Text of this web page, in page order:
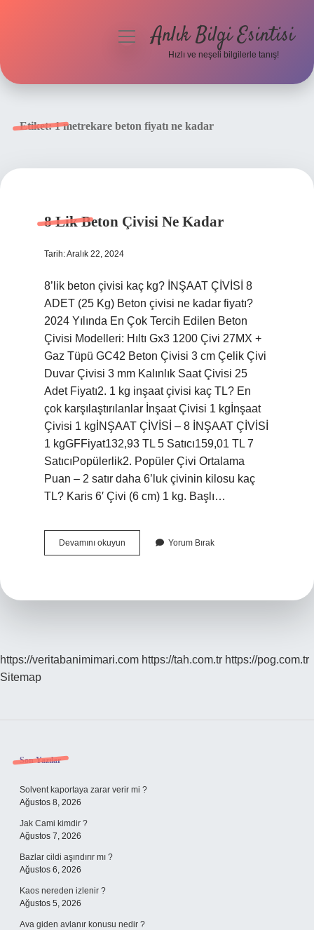
menüyüAnlık Bilgi Esintisi
Hızlı ve neşeli bilgilerle tanış!
Etiket:1 metrekare beton fiyatı ne kadar
8 Lik Beton Çivisi Ne Kadar
Tarih: Aralık 22, 2024
8’lik beton çivisi kaç kg? İNŞAAT ÇİVİSİ 8
ADET (25 Kg) Beton çivisi ne kadar fiyatı?
2024 Yılında En Çok Tercih Edilen Beton
Çivisi Modelleri: Hıltı Gx3 1200 Çivi 27MX +
Gaz Tüpü GC42 Beton Çivisi 3 cm Çelik Çivi
Duvar Çivisi 3 mm Kalınlık Saat Çivisi 25
Adet Fiyatı2. 1 kg inşaat çivisi kaç TL? En
çok karşılaştırılanlar İnşaat Çivisi 1 kgİnşaat
Çivisi 1 kgİNŞAAT ÇİVİSİ – 8 İNŞAAT ÇİVİSİ
1 kgGFFiyat132,93 TL 5 Satıcı159,01 TL 7
SatıcıPopülerlik2. Popüler Çivi Ortalama
Puan – 2 satır daha 6’luk çivinin kilosu kaç
TL? Karis 6′ Çivi (6 cm) 1 kg. Başlı…
Devamını okuyun
Lik
Yorum Bırak
https://veritabanimimari.com https://tah.com.tr https://pog.com.tr
Sitemap
Sidebar
Son Yazılar
Solvent kaportaya zarar verir mi ?
Ağustos 8, 2026
Jak Cami kimdir ?
Ağustos 7, 2026
Bazlar cildi aşındırır mı ?
Ağustos 6, 2026
Kaos nereden izlenir ?
Ağustos 5, 2026
Ava giden avlanır konusu nedir ?